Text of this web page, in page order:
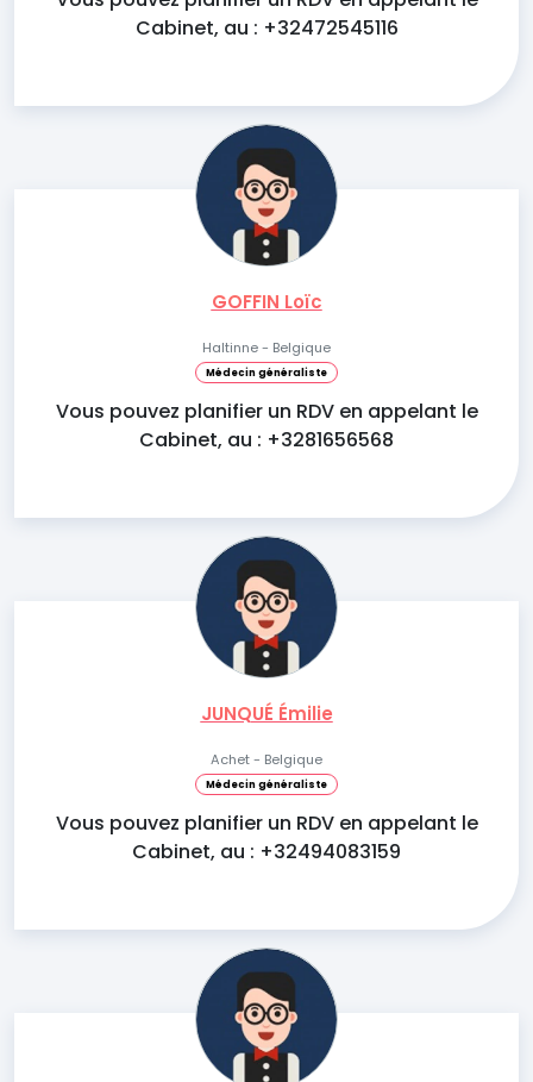
Cabinet, au : +32472545116
GOFFIN Loïc
Haltinne - Belgique
Médecin généraliste
Vous pouvez planifier un RDV en appelant le
Cabinet, au : +3281656568
JUNQUÉ Émilie
Achet - Belgique
Médecin généraliste
Vous pouvez planifier un RDV en appelant le
Cabinet, au : +32494083159